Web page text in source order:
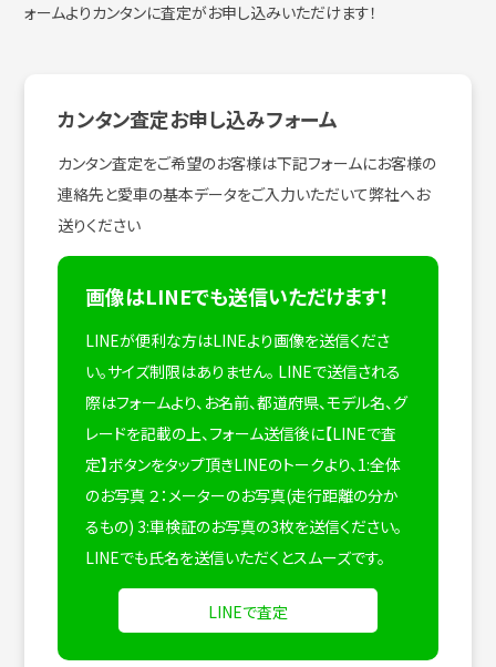
ォームよりカンタンに査定がお申し込みいただけます！
カンタン査定お申し込みフォーム
カンタン査定をご希望のお客様は下記フォームにお客様の
連絡先と愛車の基本データをご入力いただいて弊社へお
送りください
画像はLINEでも送信いただけます！
LINEが便利な方はLINEより画像を送信くださ
い。サイズ制限はありません。 LINEで送信される
際はフォームより、お名前、都道府県、モデル名、グ
レードを記載の上、フォーム送信後に【LINEで査
定】ボタンをタップ頂きLINEのトークより、1:全体
のお写真 ２：メーターのお写真(走行距離の分か
るもの) 3:車検証のお写真の3枚を送信ください。
LINEでも氏名を送信いただくとスムーズです。
LINEで査定